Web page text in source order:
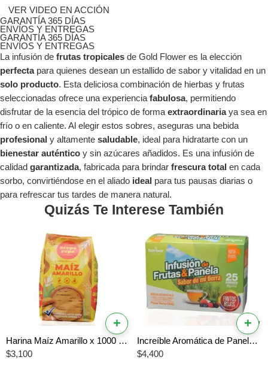
VER VIDEO EN ACCIÓN
GARANTÍA 365 DÍAS
ENVÍOS Y ENTREGAS
GARANTÍA 365 DÍAS
ENVÍOS Y ENTREGAS
La infusión de frutas tropicales de Gold Flower es la elección
perfectapara quienes desean un estallido de sabor y vitalidad en un
solo producto. Esta deliciosa combinación de hierbas y frutas
seleccionadas ofrece una experienciafabulosa, permitiendo
disfrutar de la esencia del trópico de formaextraordinariaya sea en
frío o en caliente. Al elegir estos sobres, aseguras una bebida
profesional y altamente saludable, ideal para hidratarte con un
bienestar auténtico y sin azúcares añadidos. Es una infusión de
calidad garantizada, fabricada para brindar frescura total en cada
sorbo, convirtiéndose en el aliado ideal para tus pausas diarias o
para refrescar tus tardes de manera natural.
Quizás Te Interese También
+
Harina Maíz Amarillo x 1000 G Arepa Repa
$3,100
+
Increíble Aromática de Panela Frutos Rojos Herbar – El Mejor Sabor Único y Vibrante
$4,400